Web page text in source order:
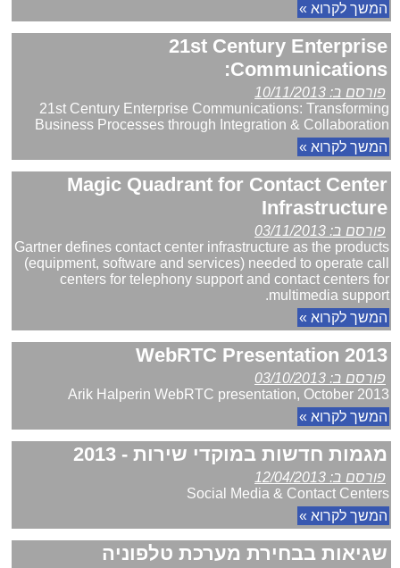
המשך לקרוא »
21st Century Enterprise
Communications:
פורסם ב: 10/11/2013
21st Century Enterprise Communications: Transforming
Business Processes through Integration & Collaboration
המשך לקרוא »
Magic Quadrant for Contact Center
Infrastructure
פורסם ב: 03/11/2013
Gartner defines contact center infrastructure as the products
(equipment, software and services) needed to operate call
centers for telephony support and contact centers for
multimedia support.
המשך לקרוא »
WebRTC Presentation 2013
פורסם ב: 03/10/2013
Arik Halperin WebRTC presentation, October 2013
המשך לקרוא »
מגמות חדשות במוקדי שירות - 2013
פורסם ב: 12/04/2013
Social Media & Contact Centers
המשך לקרוא »
שגיאות בבחירת מערכת טלפוניה